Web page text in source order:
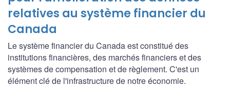
relatives au système financier du
Canada
Le système financier du Canada est constitué des
institutions financières, des marchés financiers et des
systèmes de compensation et de règlement. C'est un
élément clé de l'infrastructure de notre économie.